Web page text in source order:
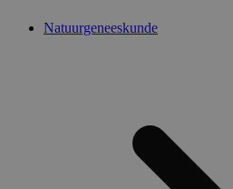
Natuurgeneeskunde